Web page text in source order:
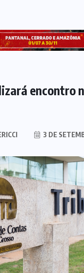
encontro
3 DE